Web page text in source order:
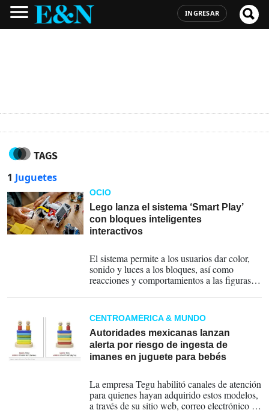
INGRESAR
TAGS
1 Juguetes
OCIO
Lego lanza el sistema ‘Smart Play’
con bloques inteligentes
interactivos
El sistema permite a los usuarios dar color,
sonido y luces a los bloques, así como
reacciones y comportamientos a las figuras
CENTROAMÉRICA & MUNDO
Autoridades mexicanas lanzan
alerta por riesgo de ingesta de
imanes en juguete para bebés
La empresa Tegu habilitó canales de atención
para quienes hayan adquirido estos modelos,
a través de su sitio web, correo electrónico y